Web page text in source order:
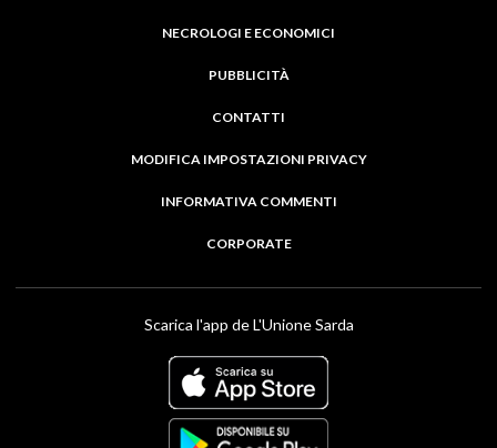
NECROLOGI E ECONOMICI
PUBBLICITÀ
CONTATTI
MODIFICA IMPOSTAZIONI PRIVACY
INFORMATIVA COMMENTI
CORPORATE
Scarica l'app de L'Unione Sarda